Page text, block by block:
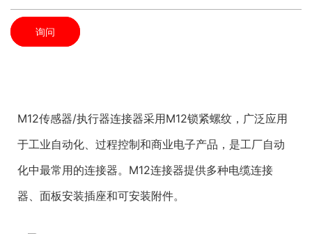
询问
M12传感器/执行器连接器采用M12锁紧螺纹，广泛应用
于工业自动化、过程控制和商业电子产品，是工厂自动
化中最常用的连接器。M12连接器提供多种电缆连接
器、面板安装插座和可安装附件。